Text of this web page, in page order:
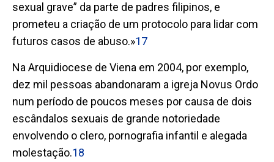
sexual grave” da parte de padres filipinos, e
prometeu a criação de um protocolo para lidar com
futuros casos de abuso.»17
Na Arquidiocese de Viena em 2004, por exemplo,
dez mil pessoas abandonaram a igreja Novus Ordo
num período de poucos meses por causa de dois
escândalos sexuais de grande notoriedade
envolvendo o clero, pornografia infantil e alegada
molestação.18